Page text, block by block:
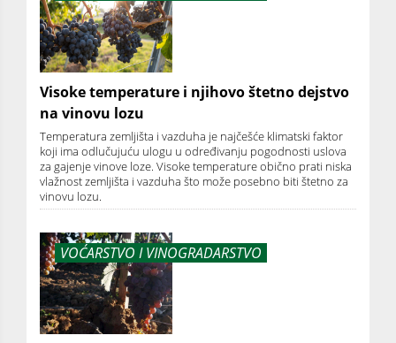
Visoke temperature i njihovo štetno dejstvo
na vinovu lozu
Temperatura zemljišta i vazduha je najčešće klimatski faktor
koji ima odlučujuću ulogu u određivanju pogodnosti uslova
za gajenje vinove loze. Visoke temperature obično prati niska
vlažnost zemljišta i vazduha što može posebno biti štetno za
vinovu lozu.
VOĆARSTVO I VINOGRADARSTVO